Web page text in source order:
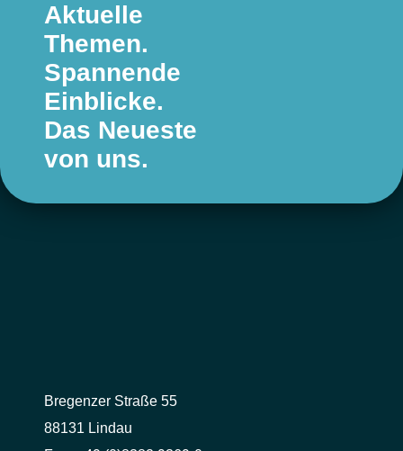
Aktuelle
Themen.
Spannende
Einblicke.
Das Neueste
von uns.
Bregenzer Straße 55
88131 Lindau